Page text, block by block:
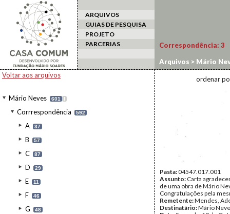
ARQUIVOS
GUIAS DE PESQUISA
PROJETO
PARCERIAS
Voltar aos arquivos
Mário Neves 601 I
Corrrespondência 592
A 37
B 57
C 87
D 29
E 11
F 46
G 48
Correspondência: 3
Arquivos > Mário
ordenar
Pasta:04547.017.001
Assunto: Carta
de uma obra de Mário
Congratulações pela
Remetente:Mendes,
Destinatário:Mário